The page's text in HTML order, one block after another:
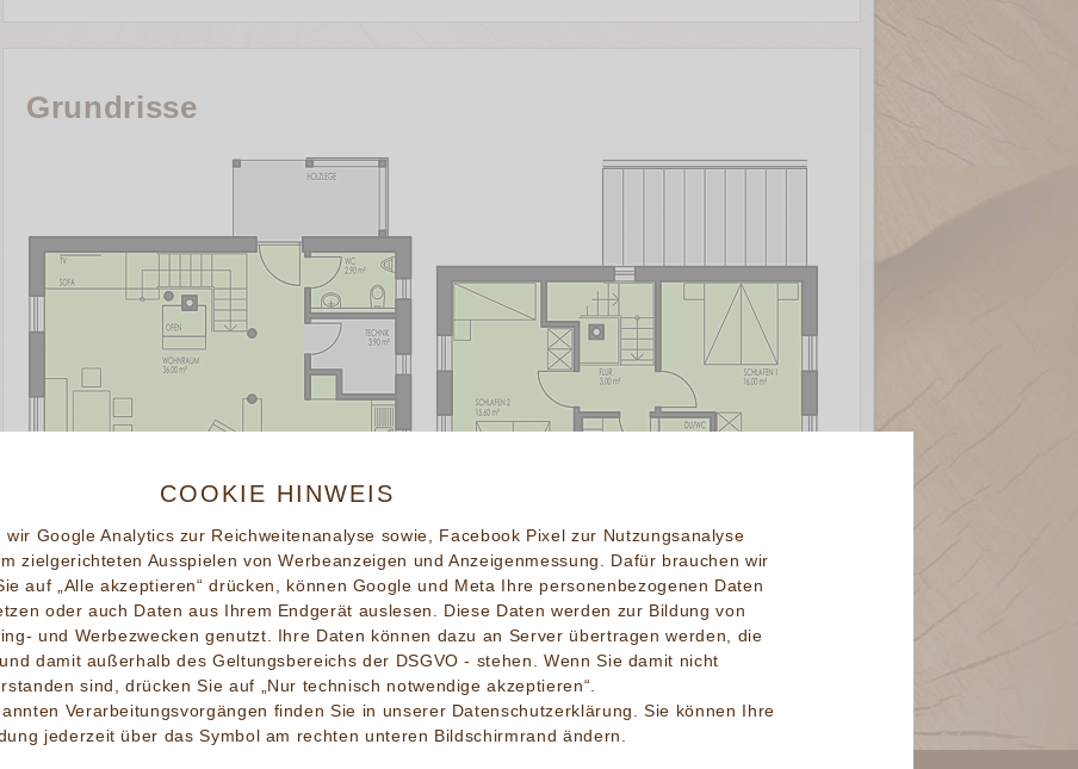
Grundrisse
COOKIE HINWEIS
Google Analytics zur Reichweitenanalyse sowie, Facebook Pixel zur Nutzungsanalyse
zielgerichteten Ausspielen von Werbeanzeigen und Anzeigenmessung. Dafür brauchen wir
auf „Alle akzeptieren“ drücken, können Google und Meta Ihre personenbezogenen Daten
oder auch Daten aus Ihrem Endgerät auslesen. Diese Daten werden zur Bildung von
und Werbezwecken genutzt. Ihre Daten können dazu an Server übertragen werden, die
damit außerhalb des Geltungsbereichs der DSGVO - stehen. Wenn Sie damit nicht
sind, drücken Sie auf „Nur technisch notwendige akzeptieren“.
Verarbeitungsvorgängen finden Sie in unserer Datenschutzerklärung. Sie können Ihre
jederzeit über das Symbol am rechten unteren Bildschirmrand ändern.